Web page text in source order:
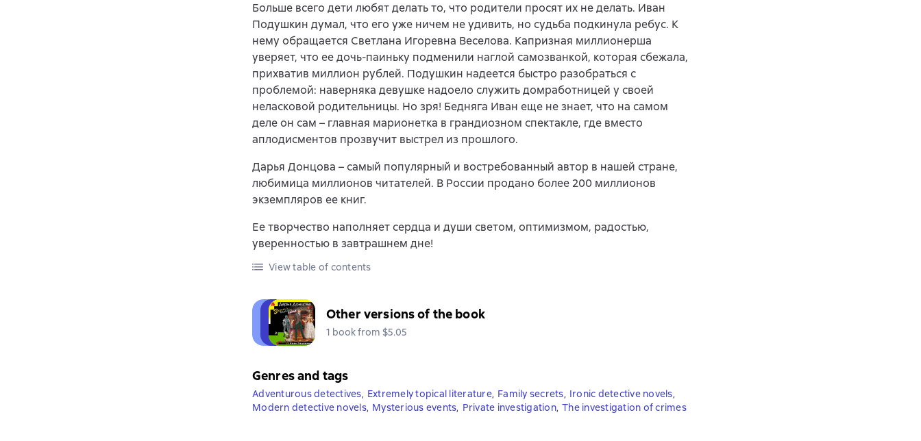
Больше всего дети любят делать то, что родители просят их не делать. Иван
Подушкин думал, что его уже ничем не удивить, но судьба подкинула ребус. К
нему обращается Светлана Игоревна Веселова. Капризная миллионерша
уверяет, что ее дочь-паиньку подменили наглой самозванкой, которая сбежала,
прихватив миллион рублей. Подушкин надеется быстро разобраться с
проблемой: наверняка девушке надоело служить домработницей у своей
неласковой родительницы. Но зря! Бедняга Иван еще не знает, что на самом
деле он сам – главная марионетка в грандиозном спектакле, где вместо
аплодисментов прозвучит выстрел из прошлого.
Дарья Донцова – самый популярный и востребованный автор в нашей стране,
любимица миллионов читателей. В России продано более 200 миллионов
экземпляров ее книг.
Ее творчество наполняет сердца и души светом, оптимизмом, радостью,
уверенностью в завтрашнем дне!
View table of contents
Other versions of the book
1 book from $5.05
Genres and tags
Adventurous detectives, Extremely topical literature, Family secrets, Ironic detective novels,
Modern detective novels, Mysterious events, Private investigation, The investigation of crimes